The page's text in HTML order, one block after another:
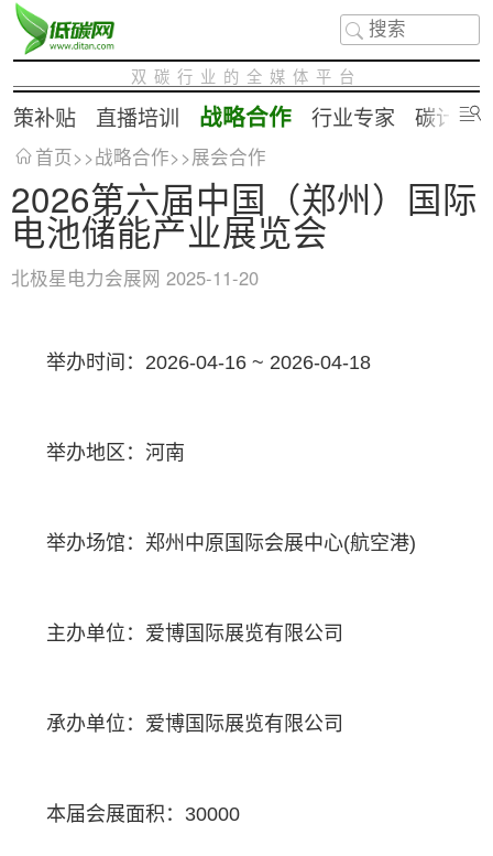
双碳行业的全媒体平台
策补贴 直播培训 战略合作 行业专家 碳计算
首页>>战略合作>>展会合作
2026第六届中国（郑州）国际
电池储能产业展览会
北极星电力会展网 2025-11-20
举办时间：2026-04-16 ~ 2026-04-18
举办地区：河南
举办场馆：郑州中原国际会展中心(航空港)
主办单位：爱博国际展览有限公司
承办单位：爱博国际展览有限公司
本届会展面积：30000